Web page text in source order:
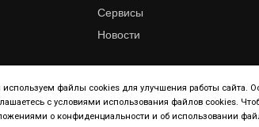
Сервисы
Новости
Copyright © 2019. All
файлы cookies для улучшения работы сайта.
с условиями использования файлов cookies.
о конфиденциальности и об использовании